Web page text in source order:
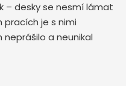
– desky se nesmí lámat
pracích je s nimi
a neunikal